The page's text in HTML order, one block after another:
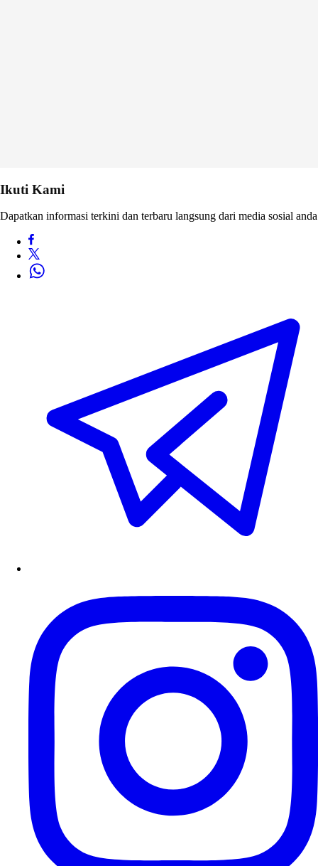
Ikuti Kami
Dapatkan informasi terkini dan terbaru langsung dari media sosial anda